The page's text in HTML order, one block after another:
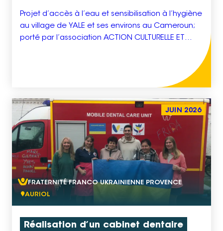
Projet d’accès à l’eau et sensibilisation à l’hygiène
au village de YALE et ses environs au Cameroun;
porté par l’association ACTION CULTURELLE ET
ADIP-France. Coût global du projet : 45 817 € –
Subvention sollicitée auprès de la Région : […]
JUIN 2026
FRATERNITÉ FRANCO UKRAINIENNE PROVENCE
AURIOL
Réalisation d’un cabinet dentaire